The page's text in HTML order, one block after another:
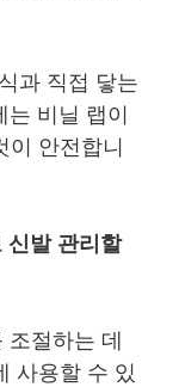
과 직접 닿는
는 비닐 랩이
이 안전합니
신발 관리할
조절하는 데
사용할 수 있